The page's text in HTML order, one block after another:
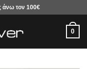
άνω τον 100€
0